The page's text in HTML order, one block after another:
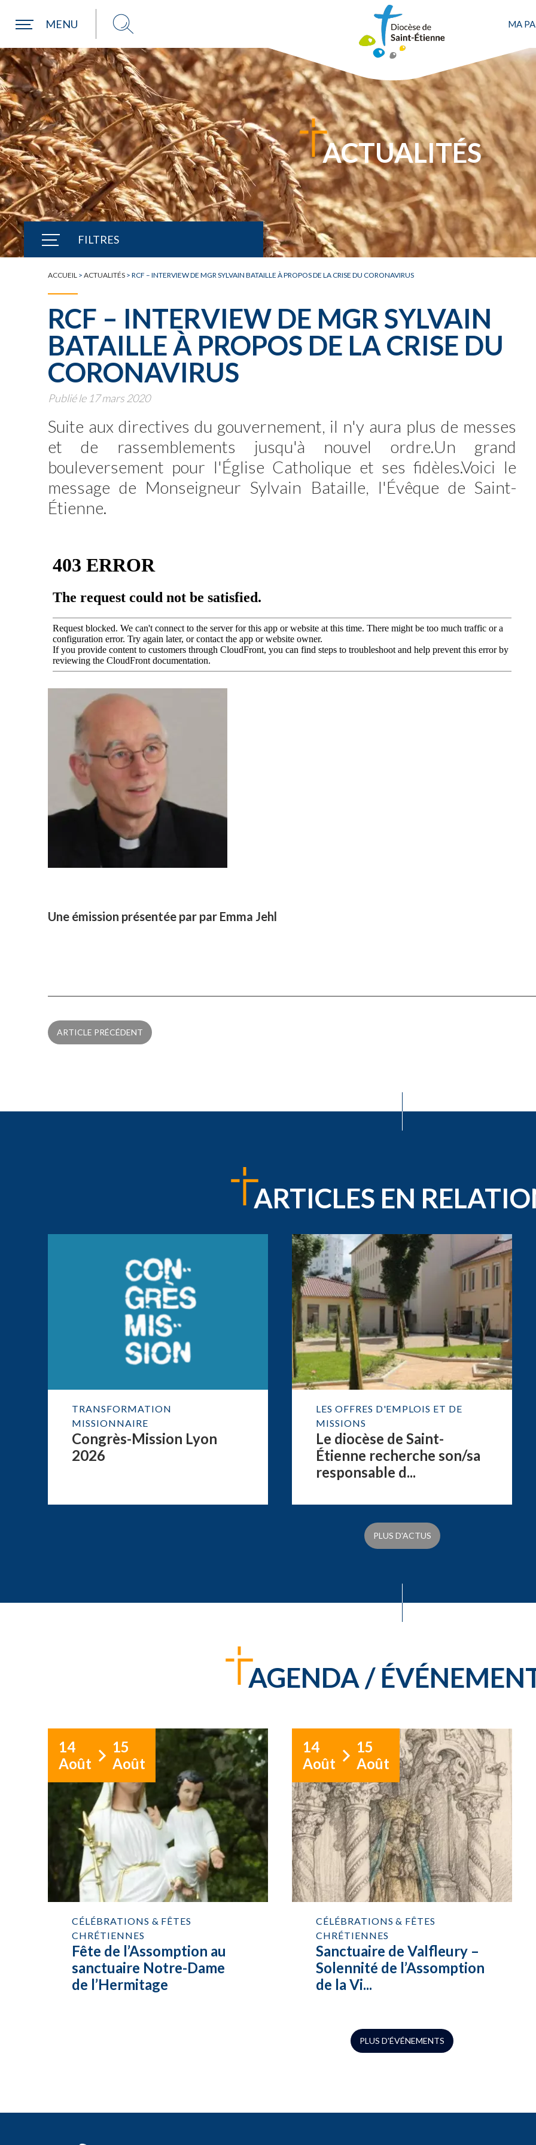
MENU MA
Choisir ma paroisse par commune
Une commune
ACTUALITÉS
FILTRES
TOUTE L'ACTUALITÉ CARNET OFFICIEL
ACCUEIL > ACTUALITÉS > RCF – INTERVIEW DE MGR SYLVAIN BATAILLE À PROPOS DE LA CRISE DU CORONAVIRUS
RCF – INTERVIEW DE MGR SYLVAIN
BATAILLE À PROPOS DE LA CRISE DU
CORONAVIRUS
Publié le 17 mars 2020
Suite aux directives du gouvernement, il n'y aura plus de messes
et de rassemblements jusqu'à nouvel ordre.Un grand
bouleversement pour l'Église Catholique et ses fidèles.Voici le
message de Monseigneur Sylvain Bataille, l'Évêque de Saint-
Étienne.
Une émission présentée par par Emma Jehl
ARTICLE PRÉCÉDENT
ARTICLES EN
TRANSFORMATION
MISSIONNAIRE
Congrès-Mission Lyon
2026
LES OFFRES D'EMPLOIS ET DE
MISSIONS
Le diocèse de Saint-
Étienne recherche son/sa
responsable d...
PLUS D'ACTUS
AGENDA /
PLUS D'ÉVÉNEMENTS
14
Août
15
Août
CÉLÉBRATIONS & FÊTES
CHRÉTIENNES
Fête de l’Assomption au
sanctuaire Notre-Dame
de l’Hermitage
14
Août
15
Août
CÉLÉBRATIONS & FÊTES
CHRÉTIENNES
Sanctuaire de Valfleury –
Solennité de l’Assomption
de la Vi...